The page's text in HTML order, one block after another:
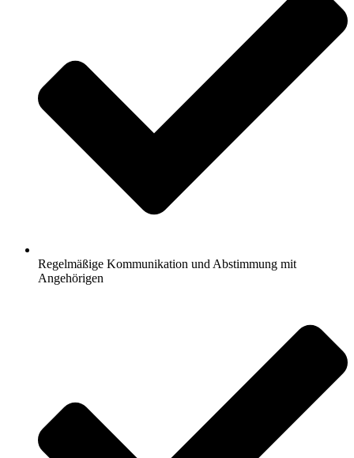
Regelmäßige Kommunikation und Abstimmung mit
Angehörigen